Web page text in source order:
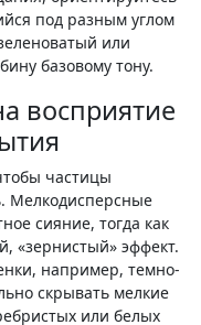
под разным углом
или
базовому тону.
восприятие
частицы
Мелкодисперсные
сияние, тогда как
«зернистый» эффект.
например, темно-
скрывать мелкие
или белых